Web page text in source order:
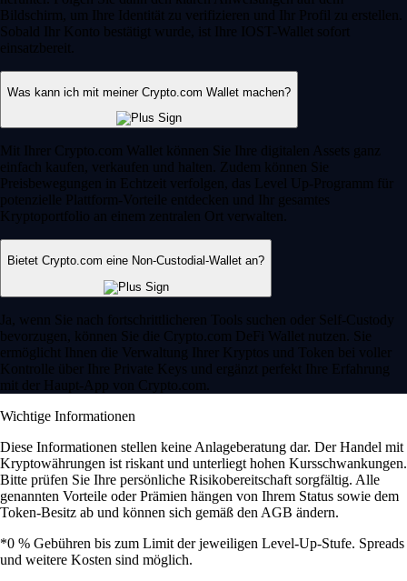
Bildschirm, um Ihre Identität zu verifizieren und Ihr Profil zu erstellen.
Sobald Ihr Konto bestätigt wurde, ist Ihre IOST-Wallet sofort
einsatzbereit.
Was kann ich mit meiner Crypto.com Wallet machen?
Mit Ihrer Crypto.com Wallet können Sie Ihre digitalen Assets ganz
einfach kaufen, verkaufen und halten. Zudem können Sie
Preisbewegungen in Echtzeit verfolgen, das Level Up-Programm für
potenzielle Plattform-Vorteile entdecken und Ihr gesamtes
Kryptoportfolio an einem zentralen Ort verwalten.
Bietet Crypto.com eine Non-Custodial-Wallet an?
Ja, wenn Sie nach fortschrittlicheren Tools suchen oder Self-Custody
bevorzugen, können Sie die Crypto.com DeFi Wallet nutzen. Sie
ermöglicht Ihnen die Verwaltung Ihrer Kryptos und Token bei voller
Kontrolle über Ihre Private Keys und ergänzt perfekt Ihre Erfahrung
mit der Haupt-App von Crypto.com.
Wichtige Informationen
Diese Informationen stellen keine Anlageberatung dar. Der Handel mit
Kryptowährungen ist riskant und unterliegt hohen Kursschwankungen.
Bitte prüfen Sie Ihre persönliche Risikobereitschaft sorgfältig. Alle
genannten Vorteile oder Prämien hängen von Ihrem Status sowie dem
Token-Besitz ab und können sich gemäß den AGB ändern.
*0 % Gebühren bis zum Limit der jeweiligen Level-Up-Stufe. Spreads
und weitere Kosten sind möglich.